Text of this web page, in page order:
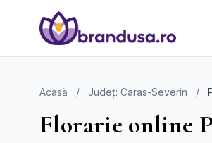
Acasă / Județ: Caras-Severin /
Florarie online